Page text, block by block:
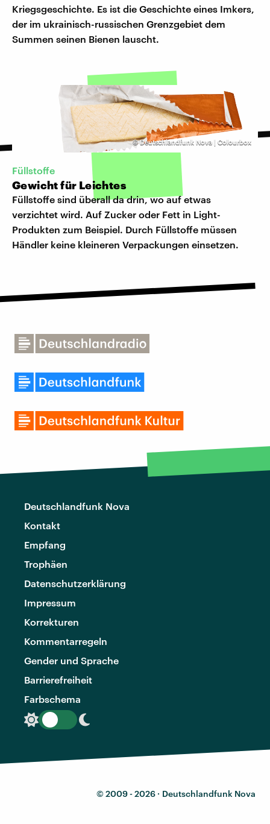
Kriegsgeschichte. Es ist die Geschichte eines Imkers,
der im ukrainisch-russischen Grenzgebiet dem
Summen seinen Bienen lauscht.
©Deutschlandfunk Nova | Colourbox
Füllstoffe
Gewicht für Leichtes
Füllstoffe sind überall da drin, wo auf etwas
verzichtet wird. Auf Zucker oder Fett in Light-
Produkten zum Beispiel. Durch Füllstoffe müssen
Händler keine kleineren Verpackungen einsetzen.
Deutschlandfunk Nova
Kontakt
Empfang
Trophäen
Datenschutzerklärung
Impressum
Korrekturen
Kommentarregeln
Gender und Sprache
Barrierefreiheit
Farbschema
© 2009 - 2026 · Deutschlandfunk Nova